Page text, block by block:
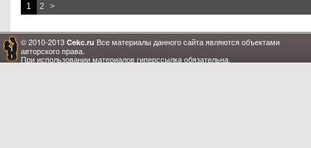
1 2 >
© 2010-2013 Cekc.ru Все материалы данного сайта являются объектами
авторского права.
При использовании материалов гиперссылка обязательна.